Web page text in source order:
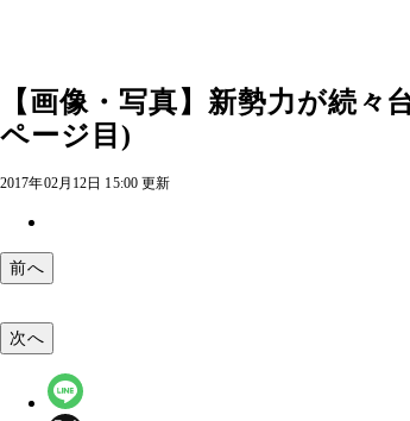
【画像・写真】新勢力が続
ページ目)
2017年02月12日 15:00 更新
前へ
次へ